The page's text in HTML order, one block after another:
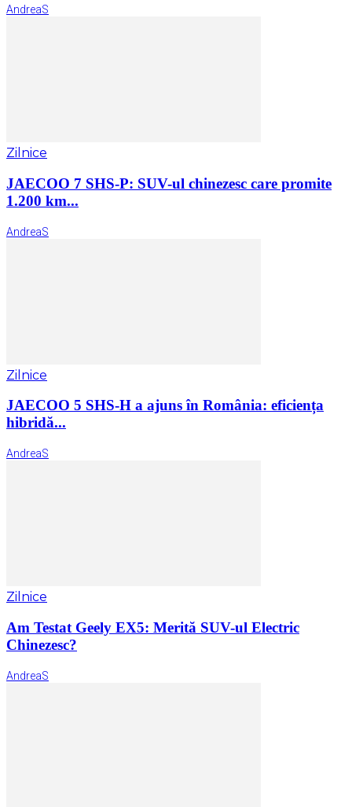
AndreaS
Zilnice
JAECOO 7 SHS-P: SUV-ul chinezesc care promite
1.200 km...
AndreaS
Zilnice
JAECOO 5 SHS-H a ajuns în România: eficiența
hibridă...
AndreaS
Zilnice
Am Testat Geely EX5: Merită SUV-ul Electric
Chinezesc?
AndreaS